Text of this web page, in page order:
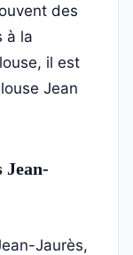
des
à la
il est
Jean
Jean-
Jaurès,